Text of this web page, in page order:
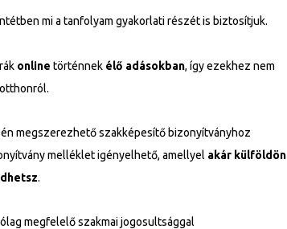
mi a tanfolyam gyakorlati részét is biztosítjuk.
online történnek élő adásokban, így ezekhez nem
megszerezhető szakképesítő bizonyítványhoz
melléklet igényelhető, amellyel akár külföldön
.
megfelelő szakmai jogosultsággal